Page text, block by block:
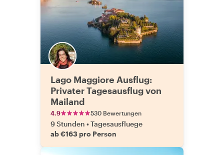
Lago Maggiore Ausflug:
Privater Tagesausflug von
Mailand
4.9 530 Bewertungen
9 Stunden •Tagesausfluege
ab €163 pro Person